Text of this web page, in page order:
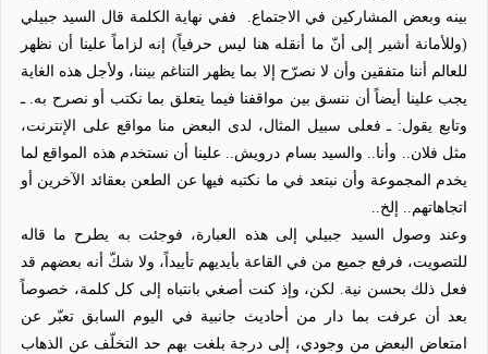
بينه وبعض المشاركين في الاجتماع.
ففي نهاية الكلمة قال السيد جبيلي
(وللأمانة أشير إلى أنّ ما أنقله هنا ليس حرفياً) إنه لزاماً علينا أن نظهر
للعالم أننا متفقين وأن لا نصرّح إلا بما يظهر التناغم بيننا، ولأجل هذه الغاية
يجب علينا أيضاً أن ننسق بين مواقفنا فيما يتعلق بما نكتب أو نصرح به. ـ
وتابع يقول: ـ فعلى سبيل المثال، لدى البعض منا مواقع على الإنترنت،
مثل فلان.. وأنا.. والسيد بسام درويش.. علينا أن نستخدم هذه المواقع لما
يخدم المجموعة وأن نبتعد في ما نكتبه فيها عن الطعن بعقائد الآخرين أو
اتجاهاتهم.. إلخ..
وعند وصول السيد جبيلي إلى هذه العبارة، فوجئت به يطرح ما قاله
للتصويت، فرفع جميع من في القاعة بأيديهم تأييداً، ولا شكّ أنه بعضهم قد
فعل ذلك بحسن نية. لكن، وإذ كنت أصغي بانتباه إلى كل كلمة، خصوصاً
بعد أن عرفت بما دار من أحاديث جانبية في اليوم السابق تعبّر عن
امتعاض البعض من وجودي، إلى درجة بلغت بهم حد التخلّف عن الذهاب